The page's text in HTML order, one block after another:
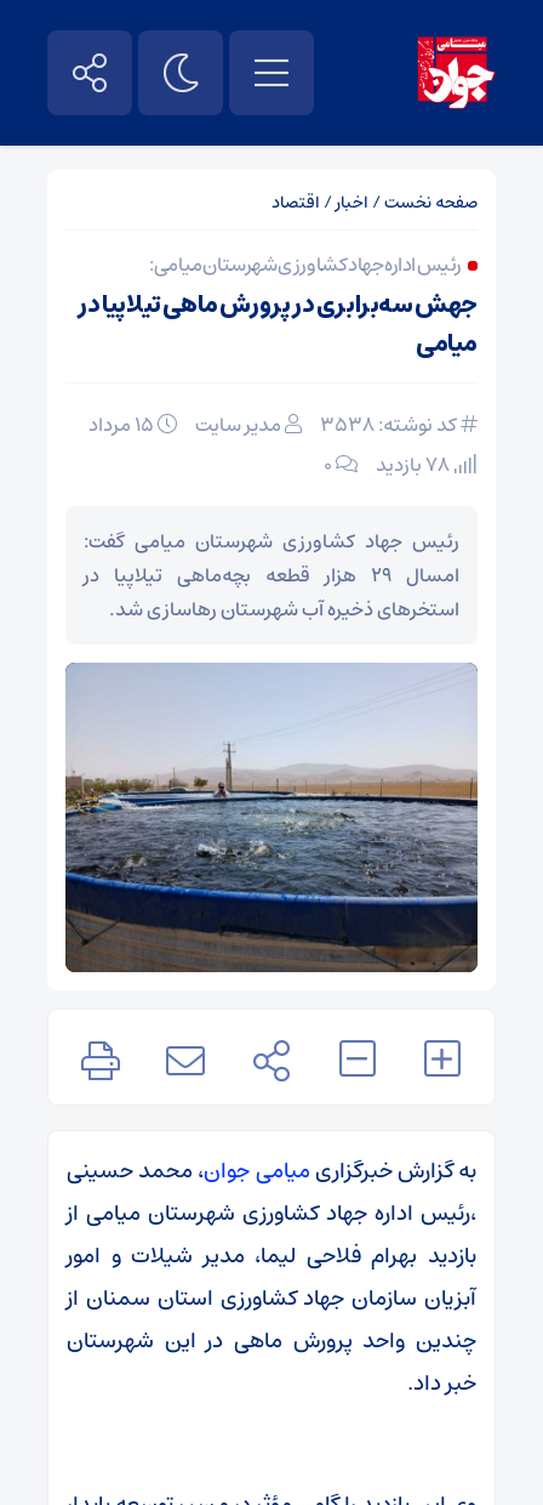
صفحه نخست/ اخبار/ اقتصاد
رئیس اداره جهاد کشاورزی شهرستان میامی :
جهش سه‌برابری در پرورش ماهی تیلاپیا در
میامی
کد نوشته: 3538 مدیر سایت
۰
رئیس جهاد کشاورزی شهرستان میامی گفت:
امسال ۲۹ هزار قطعه بچه‌ماهی تیلاپیا در
استخرهای ذخیره آب شهرستان رهاسازی شد.
به گزارش خبرگزاریمیامی جوان، محمد حسینی
،رئیس اداره جهاد کشاورزی شهرستان میامی از
بازدید بهرام فلاحی لیما، مدیر شیلات و امور
آبزیان سازمان جهاد کشاورزی استان سمنان از
چندین واحد پرورش ماهی در این شهرستان
خبر داد.